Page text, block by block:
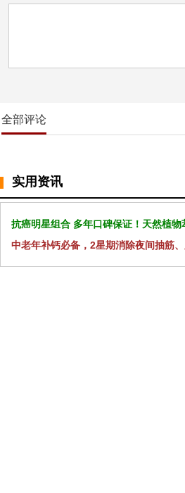
全部评论
实用资讯
抗癌明星组合 多年口碑保证！天然植
中老年补钙必备，2星期消除夜间抽筋